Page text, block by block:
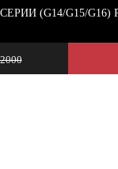
(G14/G15/G16)